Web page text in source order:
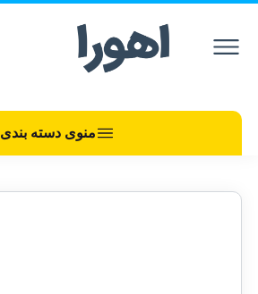
منوی دسته بندی